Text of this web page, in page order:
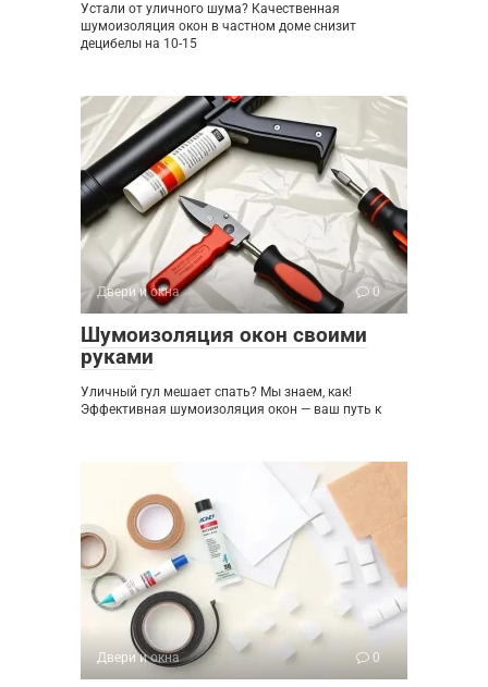
Устали от уличного шума? Качественная
шумоизоляция окон в частном доме снизит
децибелы на 10-15
Двери и окна 0
Шумоизоляция окон своими
руками
Уличный гул мешает спать? Мы знаем, как!
Эффективная шумоизоляция окон — ваш путь к
Двери и окна 0